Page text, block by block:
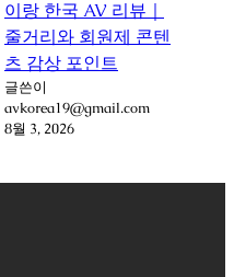
이랑 한국 AV 리뷰｜
줄거리와 회원제 콘텐
츠 감상 포인트
글쓴이
avkorea19@gmail.com
8월 3, 2026